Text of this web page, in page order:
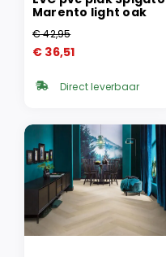
Marento light oak
€42,95
Oorspronkelijke
was:
€ 36,51
Huidige
is: Direct leverbaar